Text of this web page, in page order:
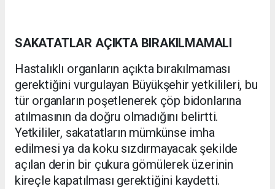
SAKATATLAR AÇIKTA BIRAKILMAMALI
Hastalıklı organların açıkta bırakılmaması
gerektiğini vurgulayan Büyükşehir yetkilileri, bu
tür organların poşetlenerek çöp bidonlarına
atılmasının da doğru olmadığını belirtti.
Yetkililer, sakatatların mümkünse imha
edilmesi ya da koku sızdırmayacak şekilde
açılan derin bir çukura gömülerek üzerinin
kireçle kapatılması gerektiğini kaydetti.